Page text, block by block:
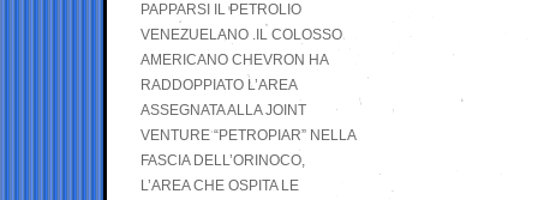
PAPPARSI IL PETROLIO
VENEZUELANO .IL COLOSSO
AMERICANO CHEVRON HA
RADDOPPIATO L’AREA
ASSEGNATA ALLA JOINT
VENTURE “PETROPIAR” NELLA
FASCIA DELL’ORINOCO,
L’AREA CHE OSPITA LE